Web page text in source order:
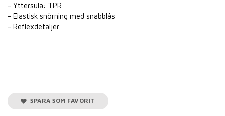
- Yttersula: TPR
- Elastisk snörning med snabblås
- Reflexdetaljer
SPARA SOM FAVORIT